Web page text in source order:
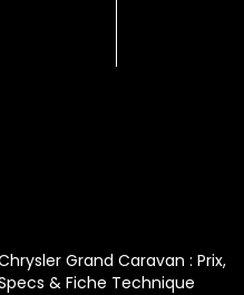
Grand Caravan : Prix,
& Fiche Technique